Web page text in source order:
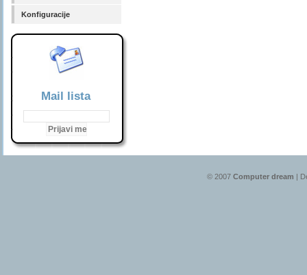
Konfiguracije
Mail lista
© 2007 Computer dream |